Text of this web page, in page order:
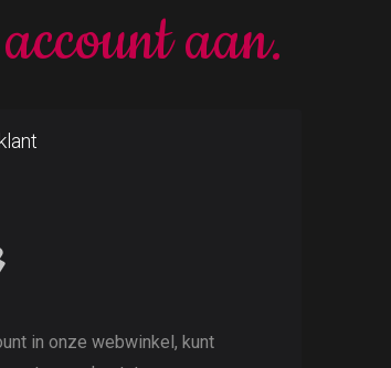
aan.
in onze webwinkel, kunt